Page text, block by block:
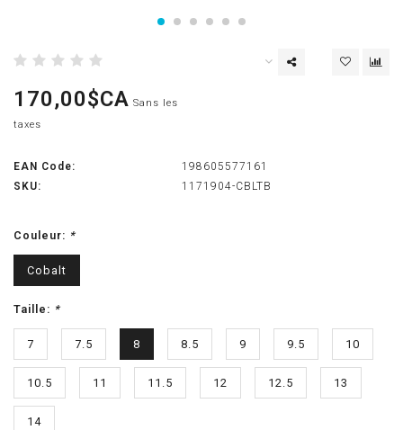
170,00$CA Sans les
taxes
EAN Code:
198605577161
SKU:
1171904-CBLTB
Couleur: *
Cobalt
Taille: *
7 7.5 8 8.5 9 9.5 10
10.5 11 11.5 12 12.5 13
14